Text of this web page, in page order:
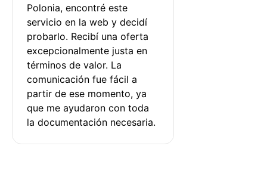
Polonia, encontré este
servicio en la web y decidí
probarlo. Recibí una oferta
excepcionalmente justa en
términos de valor. La
comunicación fue fácil a
partir de ese momento, ya
que me ayudaron con toda
la documentación necesaria.